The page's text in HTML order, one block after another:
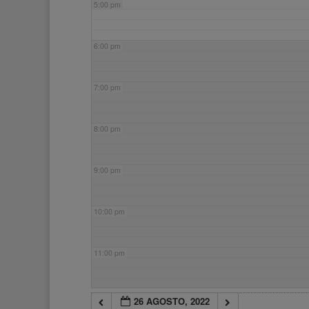
5:00 pm
6:00 pm
7:00 pm
8:00 pm
9:00 pm
10:00 pm
11:00 pm
26 AGOSTO, 2022